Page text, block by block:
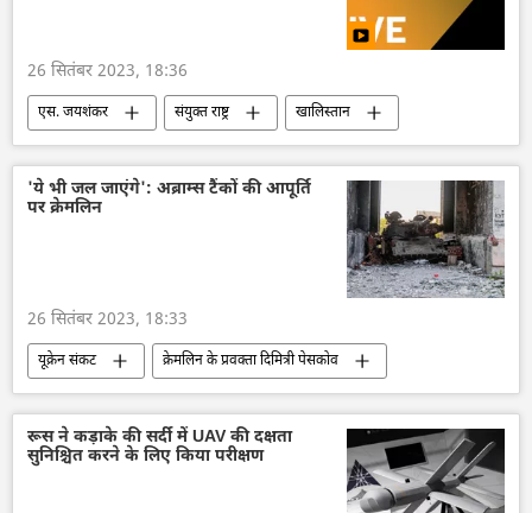
26 सितंबर 2023, 18:36
एस. जयशंकर संयुक्त राष्ट्र
खालिस्तान
भारत
भारत सरकार
कनाडा
राजनीति
दक्षिण एशिया
न्यूयॉर्क
विदेश मंत्रालय
'ये भी जल जाएंगे': अब्राम्स टैंकों की आपूर्ति
पर क्रेमलिन
26 सितंबर 2023, 18:33
यूक्रेन संकट
क्रेमलिन के प्रवक्ता दिमित्री पेसकोव
क्रेमलिन
मॉस्को
व्लादिमीर पुतिन
यूक्रेन का जवाबी हमला
यूक्रेन
यूक्रेन सशस्त्र बल
अमरीकी सेना
रूस ने कड़ाके की सर्दी में UAV की दक्षता
सुनिश्चित करने के लिए किया परीक्षण